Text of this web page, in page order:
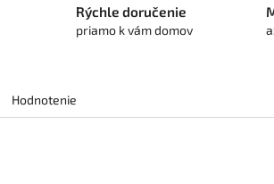
Rýchle doručenie
priamo k vám domov
Hodnotenie